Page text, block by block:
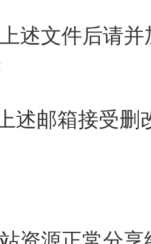
述文件后请
述邮箱接受